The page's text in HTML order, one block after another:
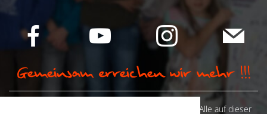
© Camp Stahl e.V. 2026 alle Rechte vorbehalten: Alle auf dieser